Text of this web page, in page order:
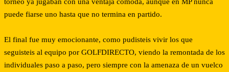
torneo ya jugaban con una ventaja cómoda, aunque en MP nunca
puede fiarse uno hasta que no termina en partido.
El final fue muy emocionante, como pudisteis vivir los que
seguisteis al equipo por GOLFDIRECTO, viendo la remontada de los
individuales paso a paso, pero siempre con la amenaza de un vuelco